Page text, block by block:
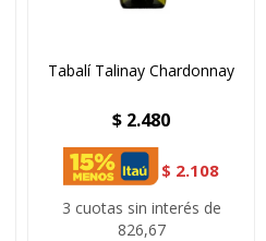
Tabalí Talinay Chardonnay
$ 2.480
$ 2.108
3 cuotas sin interés de
826,67